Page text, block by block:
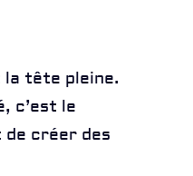
la tête pleine.
c’est le
de créer des